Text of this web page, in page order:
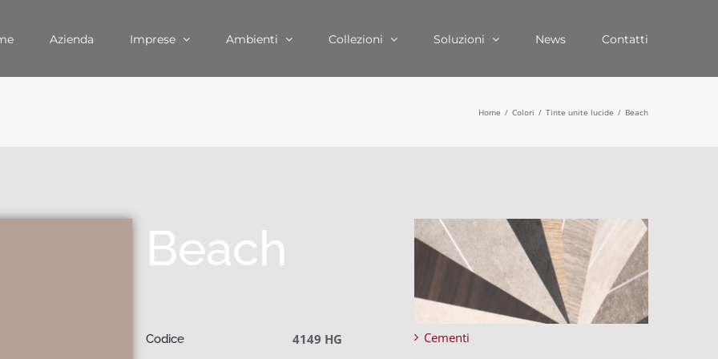
Azienda Imprese Ambienti Collezioni Soluzioni News Contatti
Home Colori Tinte unite lucide Beach
Beach
Codice 4149 HG Cementi